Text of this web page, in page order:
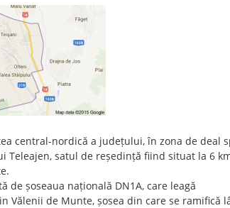
central-nordică a județului, în zona de deal
Teleajen, satul de reședință fiind situat la 6
de șoseaua națională DN1A, care leagă
Vălenii de Munte, șosea din care se ramifică